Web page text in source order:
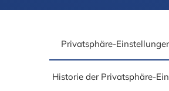
Privatsphäre-
Historie der Privatsphäre-